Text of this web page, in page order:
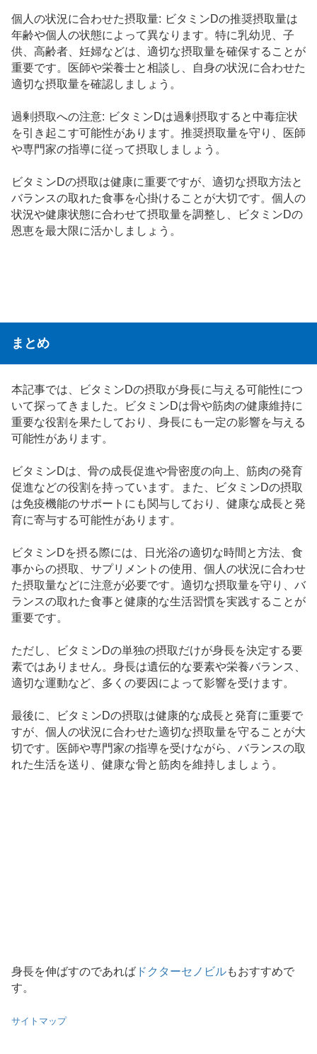
個人の状況に合わせた摂取量: ビタミンDの推奨摂取量は
年齢や個人の状態によって異なります。特に乳幼児、子
供、高齢者、妊婦などは、適切な摂取量を確保することが
重要です。医師や栄養士と相談し、自身の状況に合わせた
適切な摂取量を確認しましょう。
過剰摂取への注意: ビタミンDは過剰摂取すると中毒症状
を引き起こす可能性があります。推奨摂取量を守り、医師
や専門家の指導に従って摂取しましょう。
ビタミンDの摂取は健康に重要ですが、適切な摂取方法と
バランスの取れた食事を心掛けることが大切です。個人の
状況や健康状態に合わせて摂取量を調整し、ビタミンDの
恩恵を最大限に活かしましょう。
まとめ
本記事では、ビタミンDの摂取が身長に与える可能性につ
いて探ってきました。ビタミンDは骨や筋肉の健康維持に
重要な役割を果たしており、身長にも一定の影響を与える
可能性があります。
ビタミンDは、骨の成長促進や骨密度の向上、筋肉の発育
促進などの役割を持っています。また、ビタミンDの摂取
は免疫機能のサポートにも関与しており、健康な成長と発
育に寄与する可能性があります。
ビタミンDを摂る際には、日光浴の適切な時間と方法、食
事からの摂取、サプリメントの使用、個人の状況に合わせ
た摂取量などに注意が必要です。適切な摂取量を守り、バ
ランスの取れた食事と健康的な生活習慣を実践することが
重要です。
ただし、ビタミンDの単独の摂取だけが身長を決定する要
素ではありません。身長は遺伝的な要素や栄養バランス、
適切な運動など、多くの要因によって影響を受けます。
最後に、ビタミンDの摂取は健康的な成長と発育に重要で
すが、個人の状況に合わせた適切な摂取量を守ることが大
切です。医師や専門家の指導を受けながら、バランスの取
れた生活を送り、健康な骨と筋肉を維持しましょう。
身長を伸ばすのであれば ドクターセノビルもおすすめで
す。
サイトマップ